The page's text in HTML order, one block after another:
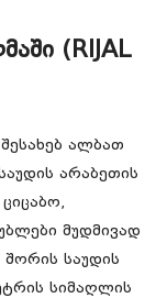
(RIJAL
ალბათ
არაბეთის
მუდმივად
საუდის
სიმაღლის